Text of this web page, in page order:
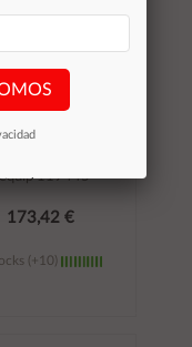
1.4 activo
119445
173,42 €
(+10)
aviso